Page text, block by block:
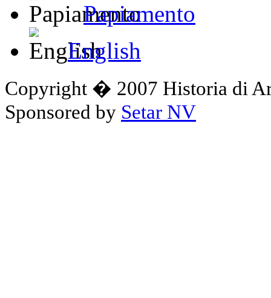
Papiamento
English
Copyright � 2007 Historia di
Sponsored by Setar NV